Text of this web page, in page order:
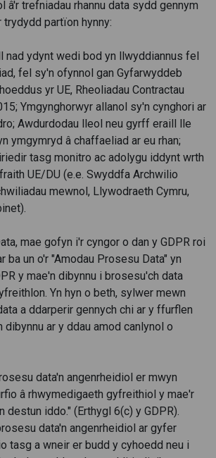
â'r trefniadau rhannu data sydd gennym
trydydd partïon hynny:
nad ydynt wedi bod yn llwyddiannus fel
fel sy'n ofynnol gan Gyfarwyddeb
yr UE, Rheoliadau Contractau
Ymgynghorwyr allanol sy'n cynghori ar
Awdurdodau lleol neu gyrff eraill lle
ymgymryd â chaffaeliad ar eu rhan;
tasg monitro ac adolygu iddynt wrth
UE/DU (e.e. Swyddfa Archwilio
mewnol, Llywodraeth Cymru,
mae gofyn i'r cyngor o dan y GDPR roi
ba un o'r "Amodau Prosesu Data" yn
y mae'n dibynnu i brosesu'ch data
Yn hyn o beth, sylwer mewn
a ddarperir gennych chi ar y ffurflen
dibynnu ar y ddau amod canlynol o
data'n angenrheidiol er mwyn
â rhwymedigaeth gyfreithiol y mae'r
destun iddo." (Erthygl 6(c) y GDPR).
data'n angenrheidiol ar gyfer
tasg a wneir er budd y cyhoedd neu i